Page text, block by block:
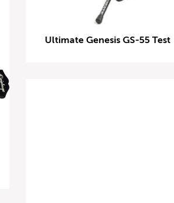
Ultimate Genesis GS-55 Test